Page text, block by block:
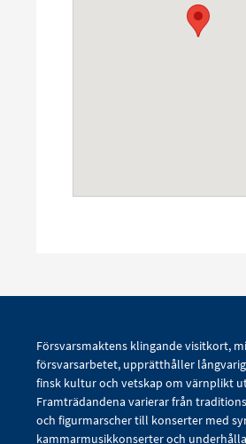
Försvarsmaktens klingande visitkort,
försvarsarbetet, upprätthåller
finsk kultur och vetskap om värnplikt
Framträdandena varierar från
och figurmarscher till konserter med
kammarmusikkonserter och